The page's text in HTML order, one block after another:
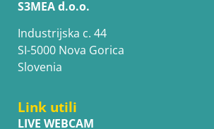
S3MEA d.o.o.
Industrijska c. 44
SI-5000 Nova Gorica
Slovenia
Link utili
LIVE WEBCAM